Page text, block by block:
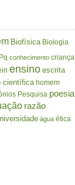
Biofísica Biologia
conhecimento criança
ensino escrita
científica homem
Pesquisa poesia
razão
água ética